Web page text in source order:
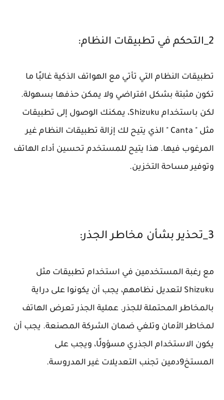
2_التحكم في تطبيقات النظام:
تطبيقات النظام التي تأتي مع الهواتف الذكية غالبًا ما
تكون مثبتة بشكل افتراضي ولا يمكن حذفها بسهولة.
لكن باستخدام Shizuku، يمكنك الوصول إلى تطبيقات
مثل " Canta " الذي يتيح لك إزالة تطبيقات النظام غير
المرغوب فيها. هذا يتيح للمستخدم تحسين أداء الهاتف
وتوفير مساحة التخزين.
3_تحذير بشأن مخاطر الجذر:
مع رغبة المستخدمين في استخدام تطبيقات مثل
Shizuku لتعديل نظامهم، يجب أن يكونوا على دراية
بالمخاطر المحتملة للجذر. عملية الجذر تعرض الهاتف
لمخاطر الأمان وتلغي ضمان الشركة المصنعة. يجب أن
يكون الاستخدام الجذري مسؤولًا، ويجب على
المستخ9دمين تجنب التعديلات غير المدروسة.